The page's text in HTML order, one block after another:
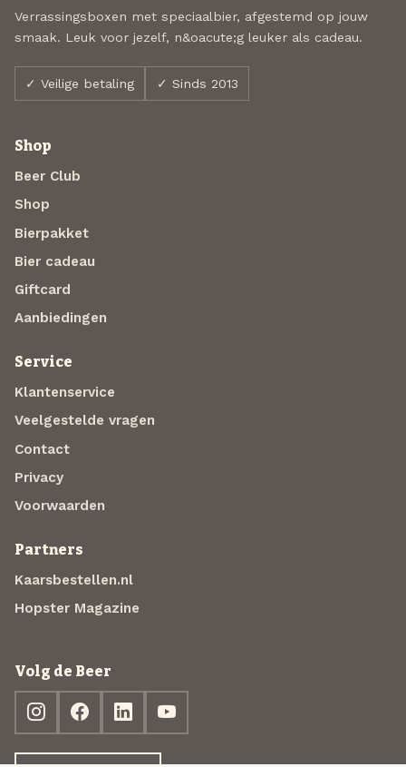
Verrassingsboxen met speciaalbier, afgestemd op jouw
smaak. Leuk voor jezelf, n&oacute;g leuker als cadeau.
✓ Veilige betaling ✓ Sinds 2013
Shop
Beer Club
Shop
Bierpakket
Bier cadeau
Giftcard
Aanbiedingen
Service
Klantenservice
Veelgestelde vragen
Contact
Privacy
Voorwaarden
Partners
Kaarsbestellen.nl
Hopster Magazine
Volg de Beer